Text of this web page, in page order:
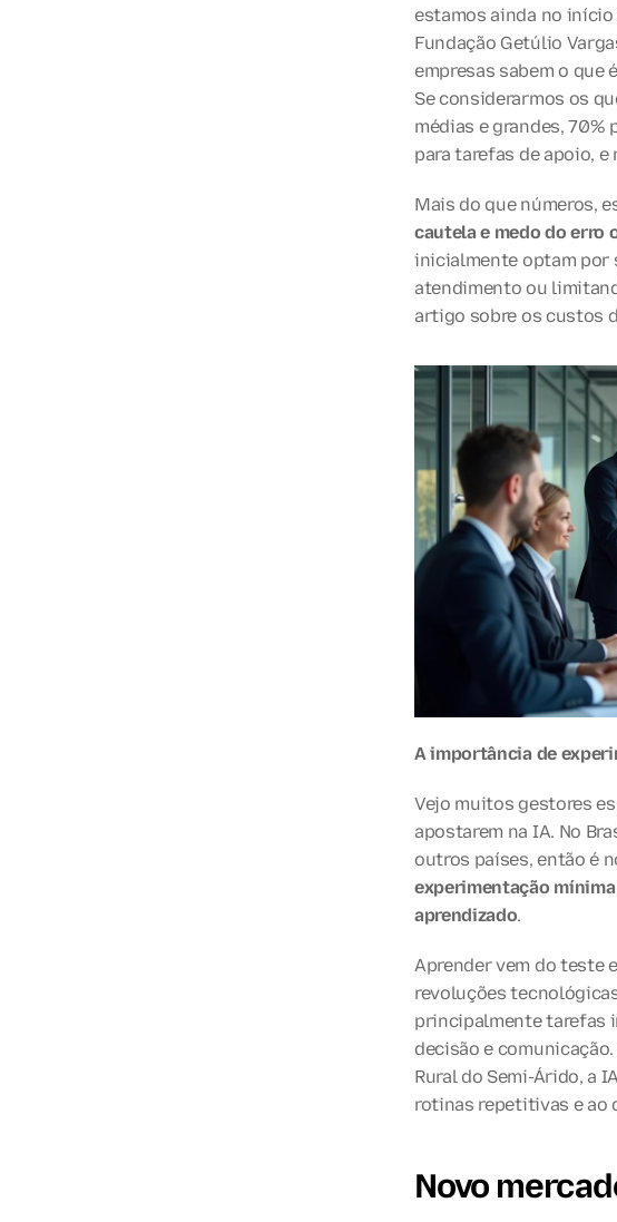
estamos ainda no início
Fundação Getúlio
empresas sabem o que
Se considerarmos os
médias e grandes, 70%
para tarefas de apoio,
Mais do que números,
cautela e medo do erro
inicialmente optam por
atendimento ou
artigo sobre os custos
A importância de
Vejo muitos gestores
apostarem na IA. No
outros países, então é
experimentação
aprendizado.
Aprender vem do teste
revoluções
principalmente tarefas
decisão e
Rural do Semi-Árido, a
rotinas repetitivas e ao
Novo